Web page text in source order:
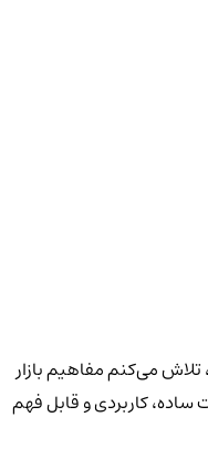
می‌کنم مفاهیم بازار
کاربردی و قابل فهم